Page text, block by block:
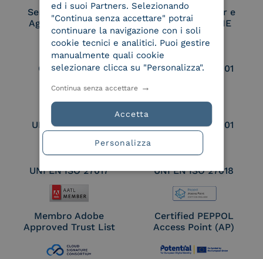
Service Provider e
Aggregatore SPID
Service Provider e
Aggregatore CIE
Conservatore
UNI EN ISO 37001
UNI EN ISO 9001 UNI EN ISO 27001
UNI EN ISO 27017 UNI EN ISO 27018
Membro Adobe
Approved Trust List
Certified PEPPOL
Access Point (AP)
ed i suoi Partners. Selezionando
"Continua senza accettare" potrai
continuare la navigazione con i soli
cookie tecnici e analitici. Puoi gestire
manualmente quali cookie
selezionare clicca su "Personalizza".
Accetta
Continua senza accettare
Personalizza